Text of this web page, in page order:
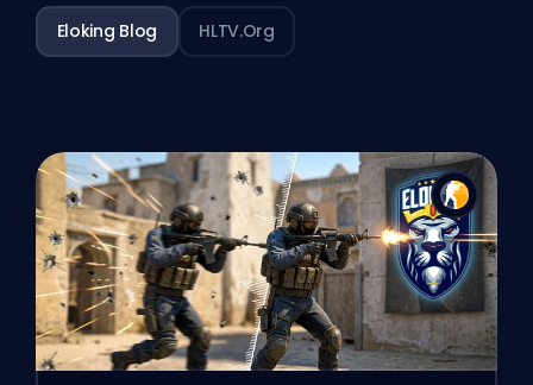
Eloking Blog HLTV.org